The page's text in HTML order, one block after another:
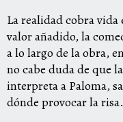
La realidad cobra
valor añadido, la
a lo largo de la obra,
no cabe duda de que
interpreta a Paloma,
dónde provocar la risa.